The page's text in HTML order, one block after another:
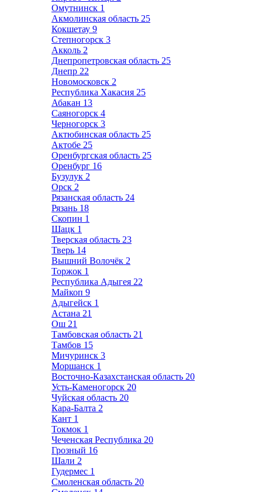
Омутнинск 1
Акмолинская область 25
Кокшетау 9
Степногорск 3
Акколь 2
Днепропетровская область 25
Днепр 22
Новомосковск 2
Республика Хакасия 25
Абакан 13
Саяногорск 4
Черногорск 3
Актюбинская область 25
Актобе 25
Оренбургская область 25
Оренбург 16
Бузулук 2
Орск 2
Рязанская область 24
Рязань 18
Скопин 1
Шацк 1
Тверская область 23
Тверь 14
Вышний Волочёк 2
Торжок 1
Республика Адыгея 22
Майкоп 9
Адыгейск 1
Астана 21
Ош 21
Тамбовская область 21
Тамбов 15
Мичуринск 3
Моршанск 1
Восточно-Казахстанская область 20
Усть-Каменогорск 20
Чуйская область 20
Кара-Балта 2
Кант 1
Токмок 1
Чеченская Республика 20
Грозный 16
Шали 2
Гудермес 1
Смоленская область 20